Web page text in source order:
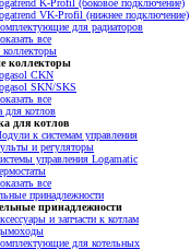
K-Profil (боковое подключение)
VK-Profil (нижнее подключение)
для радиаторов
все
коллекторы
CKN
SKN/SKS
все
для котлов
для котлов
к системам управления
и регуляторы
управления Logamatic
все
принадлежности
принадлежности
и запчасти к котлам
для котельных